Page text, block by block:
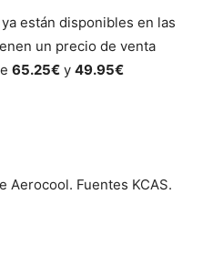
están disponibles en las
un precio de venta
65.25€ y 49.95€
Aerocool. Fuentes KCAS.